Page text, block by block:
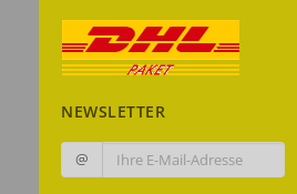
NEWSLETTER
@